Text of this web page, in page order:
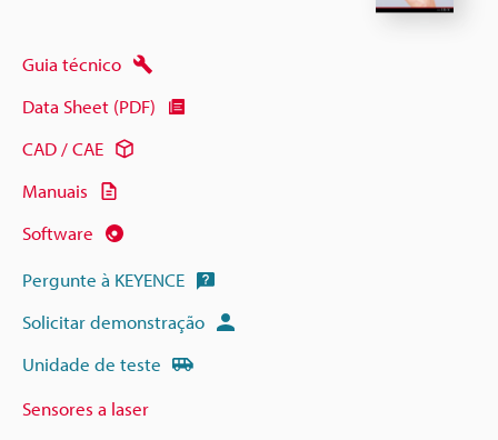
Guia técnico
Data Sheet (PDF)
CAD / CAE
Manuais
Software
Pergunte à KEYENCE
Solicitar demonstração
Unidade de teste
Sensores a laser